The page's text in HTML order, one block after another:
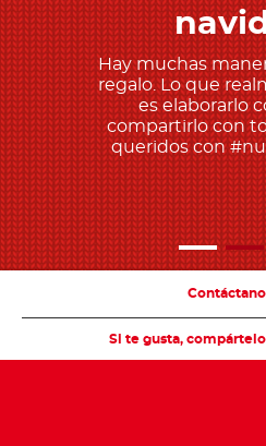
Hay muchas
regalo. Lo que
es elaborarlo
compartirlo con
queridos con
Si te gusta, compártelo